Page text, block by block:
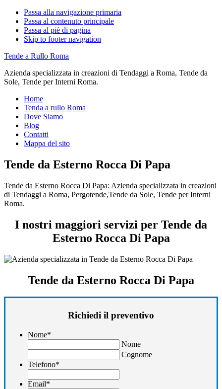
Passa alla navigazione primaria
Passa al contenuto principale
Passa al piè di pagina
Skip to footer navigation
Tende a Rullo Roma
Azienda specializzata in creazioni di Tendaggi a Roma, Tende da
Sole, Tende per Interni Roma.
Home
Tenda a rullo Roma
Dove Siamo
Blog
Contatti
Mappa del sito
Tende da Esterno Rocca Di Papa
Tende da Esterno Rocca Di Papa: Azienda specializzata in creazioni
di Tendaggi a Roma, Pergotende,Tende da Sole, Tende per Interni
Roma.
I nostri maggiori servizi per Tende da
Esterno Rocca Di Papa
Tende da Esterno Rocca Di Papa
Richiedi il preventivo
Nome*
Nome
Cognome
Telefono*
Email*